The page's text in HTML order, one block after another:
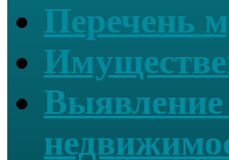
Перечень
Выявление